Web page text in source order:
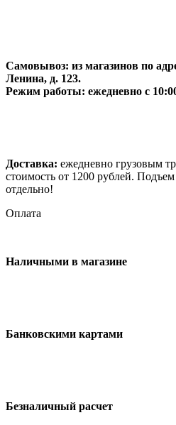
Самовывоз: из магазинов по
Ленина, д. 123.
Режим работы: ежедневно с
Доставка: ежедневно грузовым
стоимость от 1200 рублей.
отдельно!
Оплата
Наличными в магазине
Банковскими картами
Безналичный расчет